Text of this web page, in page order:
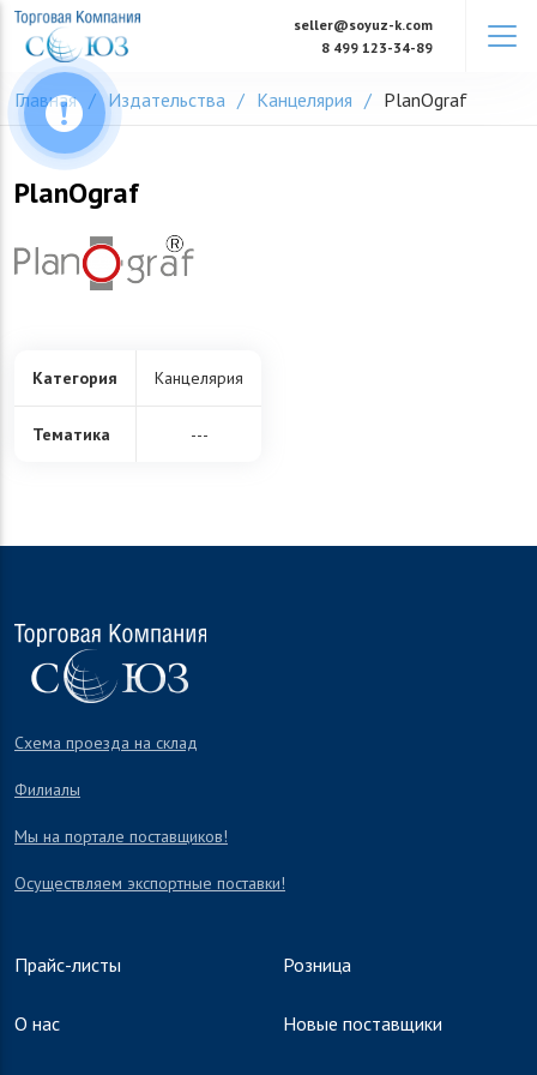
Skip
content
seller@soyuz-k.com
8 499 123-34-89
Главная Издательства Канцелярия PlanOgraf
PlanOgraf
Категория Канцелярия
Тематика ---
Схема проезда на склад
Филиалы
Мы на портале поставщиков!
Осуществляем экспортные поставки!
Прайс-листы
О нас
Розница
Новые поставщики